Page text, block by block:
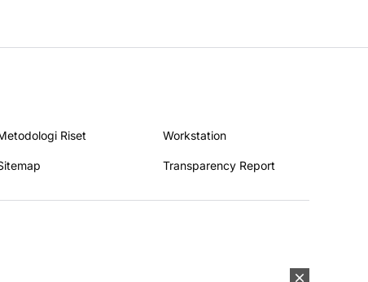
Riset Workstation
Transparency Report